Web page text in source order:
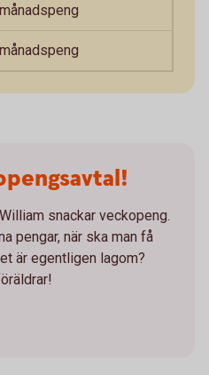
månadspeng
månadspeng
snackar veckopeng.
pengar, när ska man få
är egentligen lagom?